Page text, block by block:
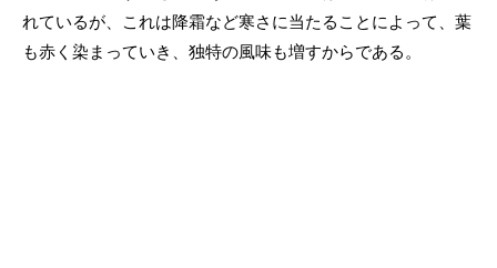
れているが、これは降霜など寒さに当たることによって、葉
も赤く染まっていき、独特の風味も増すからである。